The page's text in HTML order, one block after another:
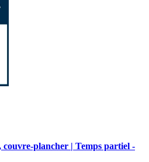
couvre-plancher | Temps partiel -